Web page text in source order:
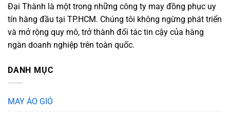
Đại Thành là một trong những công ty may đồng phục uy
tín hàng đầu tại TP.HCM. Chúng tôi không ngừng phát triển
và mở rộng quy mô, trở thành đối tác tin cậy của hàng
ngàn doanh nghiệp trên toàn quốc.
DANH MỤC
MAY ÁO GIÓ